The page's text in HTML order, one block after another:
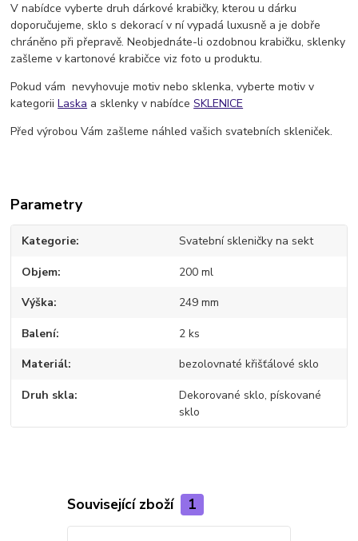
V nabídce vyberte druh dárkové krabičky, kterou u dárku
doporučujeme, sklo s dekorací v ní vypadá luxusně a je dobře
chráněno při přepravě. Neobjednáte-li ozdobnou krabičku, sklenky
zašleme v kartonové krabičce viz foto u produktu.
Pokud vám nevyhovuje motiv nebo sklenka, vyberte motiv v
kategoriiLaska a sklenky v nabídceSKLENICE
Před výrobou Vám zašleme náhled vašich svatebních skleniček.
Parametry
Kategorie Svatební skleničky na sekt
Objem 200 ml
Výška 249 mm
Balení 2 ks
Materiál bezolovnaté křišťálové sklo
Druh skla
Dekorované sklo, pískované
sklo
Související zboží 1